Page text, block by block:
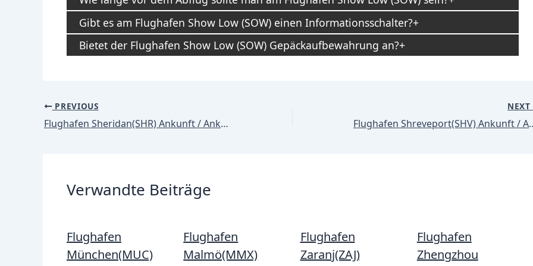
Gibt es am Flughafen Show Low (SOW) einen Informationsschalter?
Bietet der Flughafen Show Low (SOW) Gepäckaufbewahrung an?
Post
navigation
PREVIOUS
Flughafen Sheridan(SHR) Ankunft / Ankünfte
NEXT
Flughafen
Verwandte Beiträge
Flughafen
München(MUC)
Flughafen
Malmö(MMX)
Flughafen
Zaranj(ZAJ)
Flughafen
Zhengzhou